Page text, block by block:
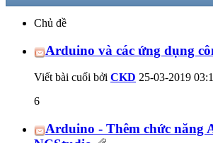
Chủ đề
Arduino và các ứng dụng
Viết bài cuối bởi CKD 25-03-2019
6
Arduino - Thêm chức năng